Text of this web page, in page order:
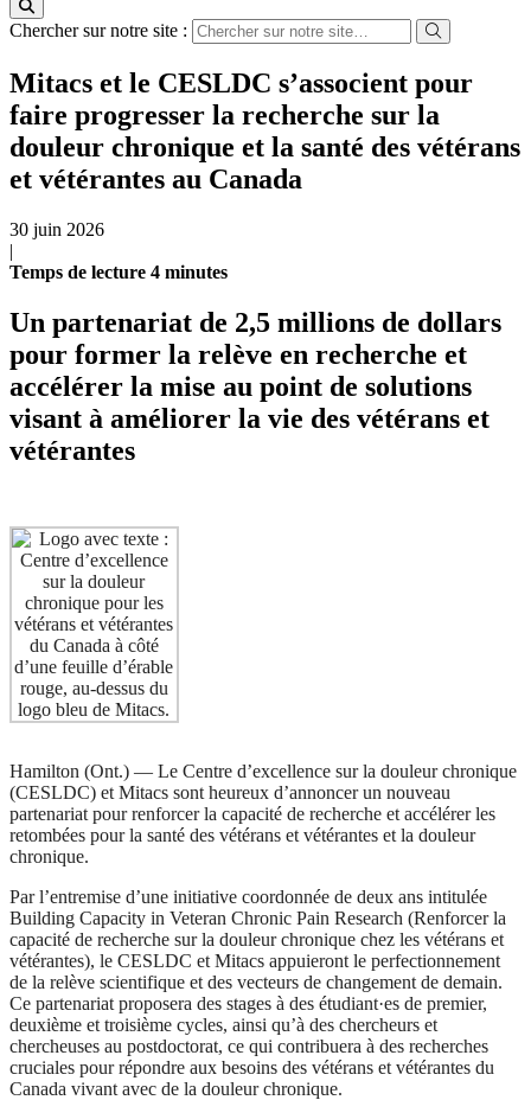
Chercher sur notre site :
Mitacs et le CESLDC s’associent pour
faire progresser la recherche sur la
douleur chronique et la santé des vétérans
et vétérantes au Canada
30 juin 2026
|
Temps de lecture 4 minutes
Un partenariat de 2,5 millions de dollars
pour former la relève en recherche et
accélérer la mise au point de solutions
visant à améliorer la vie des vétérans et
vétérantes
Hamilton (Ont.) — Le Centre d’excellence sur la douleur chronique
(CESLDC) et Mitacs sont heureux d’annoncer un nouveau
partenariat pour renforcer la capacité de recherche et accélérer les
retombées pour la santé des vétérans et vétérantes et la douleur
chronique.
Par l’entremise d’une initiative coordonnée de deux ans intitulée
Building Capacity in Veteran Chronic Pain Research (Renforcer la
capacité de recherche sur la douleur chronique chez les vétérans et
vétérantes), le CESLDC et Mitacs appuieront le perfectionnement
de la relève scientifique et des vecteurs de changement de demain.
Ce partenariat proposera des stages à des étudiant·es de premier,
deuxième et troisième cycles, ainsi qu’à des chercheurs et
chercheuses au postdoctorat, ce qui contribuera à des recherches
cruciales pour répondre aux besoins des vétérans et vétérantes du
Canada vivant avec de la douleur chronique.